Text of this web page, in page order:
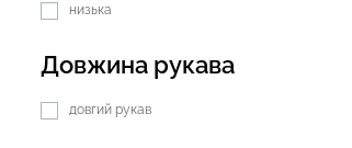
низька
Довжина рукава
довгий рукав